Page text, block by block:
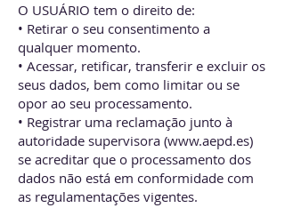
O USUÁRIO tem o direito de:
• Retirar o seu consentimento a
qualquer momento.
• Acessar, retificar, transferir e excluir os
seus dados, bem como limitar ou se
opor ao seu processamento.
• Registrar uma reclamação junto à
autoridade supervisora (www.aepd.es)
se acreditar que o processamento dos
dados não está em conformidade com
as regulamentações vigentes.